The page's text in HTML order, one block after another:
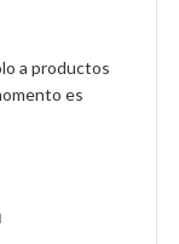
a productos
es